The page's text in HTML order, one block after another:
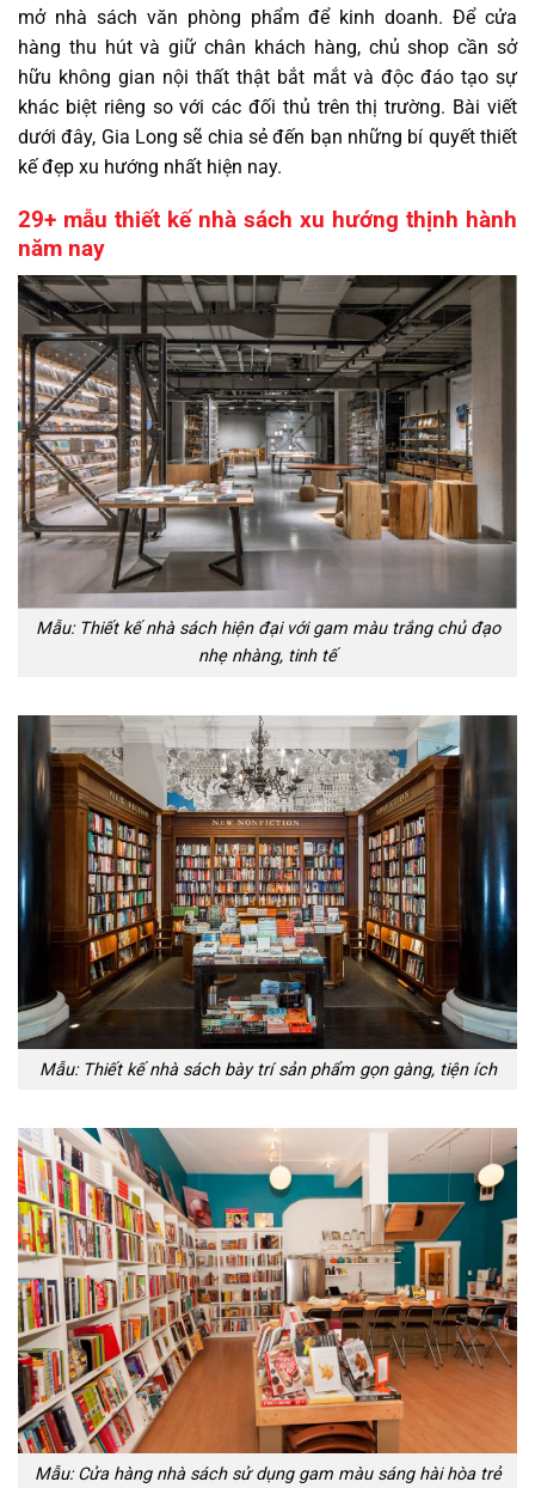
mở nhà sách văn phòng phẩm để kinh doanh. Để cửa
hàng thu hút và giữ chân khách hàng, chủ shop cần sở
hữu không gian nội thất thật bắt mắt và độc đáo tạo sự
khác biệt riêng so với các đối thủ trên thị trường. Bài viết
dưới đây, Gia Long sẽ chia sẻ đến bạn những bí quyếtthiết
kếđẹp xu hướng nhất hiện nay.
29+ mẫu thiết kế nhà sách xu hướng thịnh hành
năm nay
Mẫu: Thiết kế nhà sách hiện đại với gam màu trắng chủ đạo
nhẹ nhàng, tinh tế
Mẫu: Thiết kế nhà sách bày trí sản phẩm gọn gàng, tiện ích
Mẫu: Cửa hàng nhà sách sử dụng gam màu sáng hài hòa trẻ